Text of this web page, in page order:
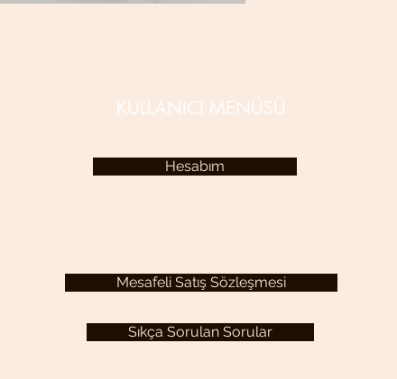
KULLANICI MENÜSÜ
Hesabım
Sıkça Sorulan Sorular
Mesafeli Satış Sözleşmesi